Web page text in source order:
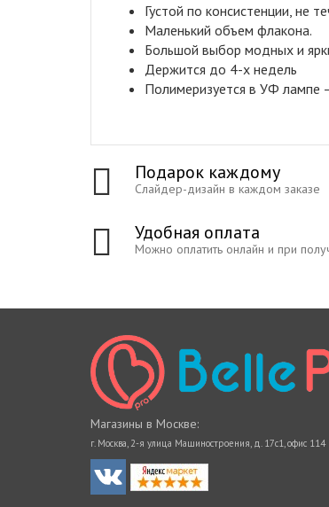
Густой по консистенции, не
Маленький объем флакона.
Большой выбор модных и
Держится до 4-х недель
Полимеризуется в УФ лампе
Подарок каждому
Слайдер-дизайн в каждом заказе
Удобная оплата
Можно оплатить онлайн и при
Магазины в Москве:
г. Москва, 2-я улица Машиностроения, д. 17с1, офис 114